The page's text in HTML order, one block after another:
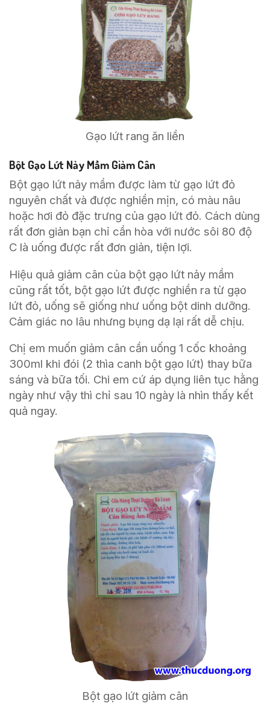
Gạo lứt rang ăn liền
Bột Gạo Lứt Nảy Mầm Giảm Cân
Bột gạo lứt nảy mầm được làm từ gạo lứt đỏ
nguyên chất và được nghiền mịn, có màu nâu
hoặc hơi đỏ đặc trưng của gạo lứt đỏ. Cách dùng
rất đơn giản bạn chỉ cần hòa với nước sôi 80 độ
C là uống được rất đơn giản, tiện lợi.
Hiệu quả giảm cân của bột gạo lứt nảy mầm
cũng rất tốt, bột gạo lứt được nghiền ra từ gạo
lứt đỏ, uống sẽ giống như uống bột dinh dưỡng.
Cảm giác no lâu nhưng bụng dạ lại rất dễ chịu.
Chị em muốn giảm cân cần uống 1 cốc khoảng
300ml khi đói (2 thìa canh bột gạo lứt) thay bữa
sáng và bữa tối. Chi em cứ áp dụng liên tục hằng
ngày như vậy thì chỉ sau 10 ngày là nhìn thấy kết
quả ngay.
Bột gạo lứt giảm cân